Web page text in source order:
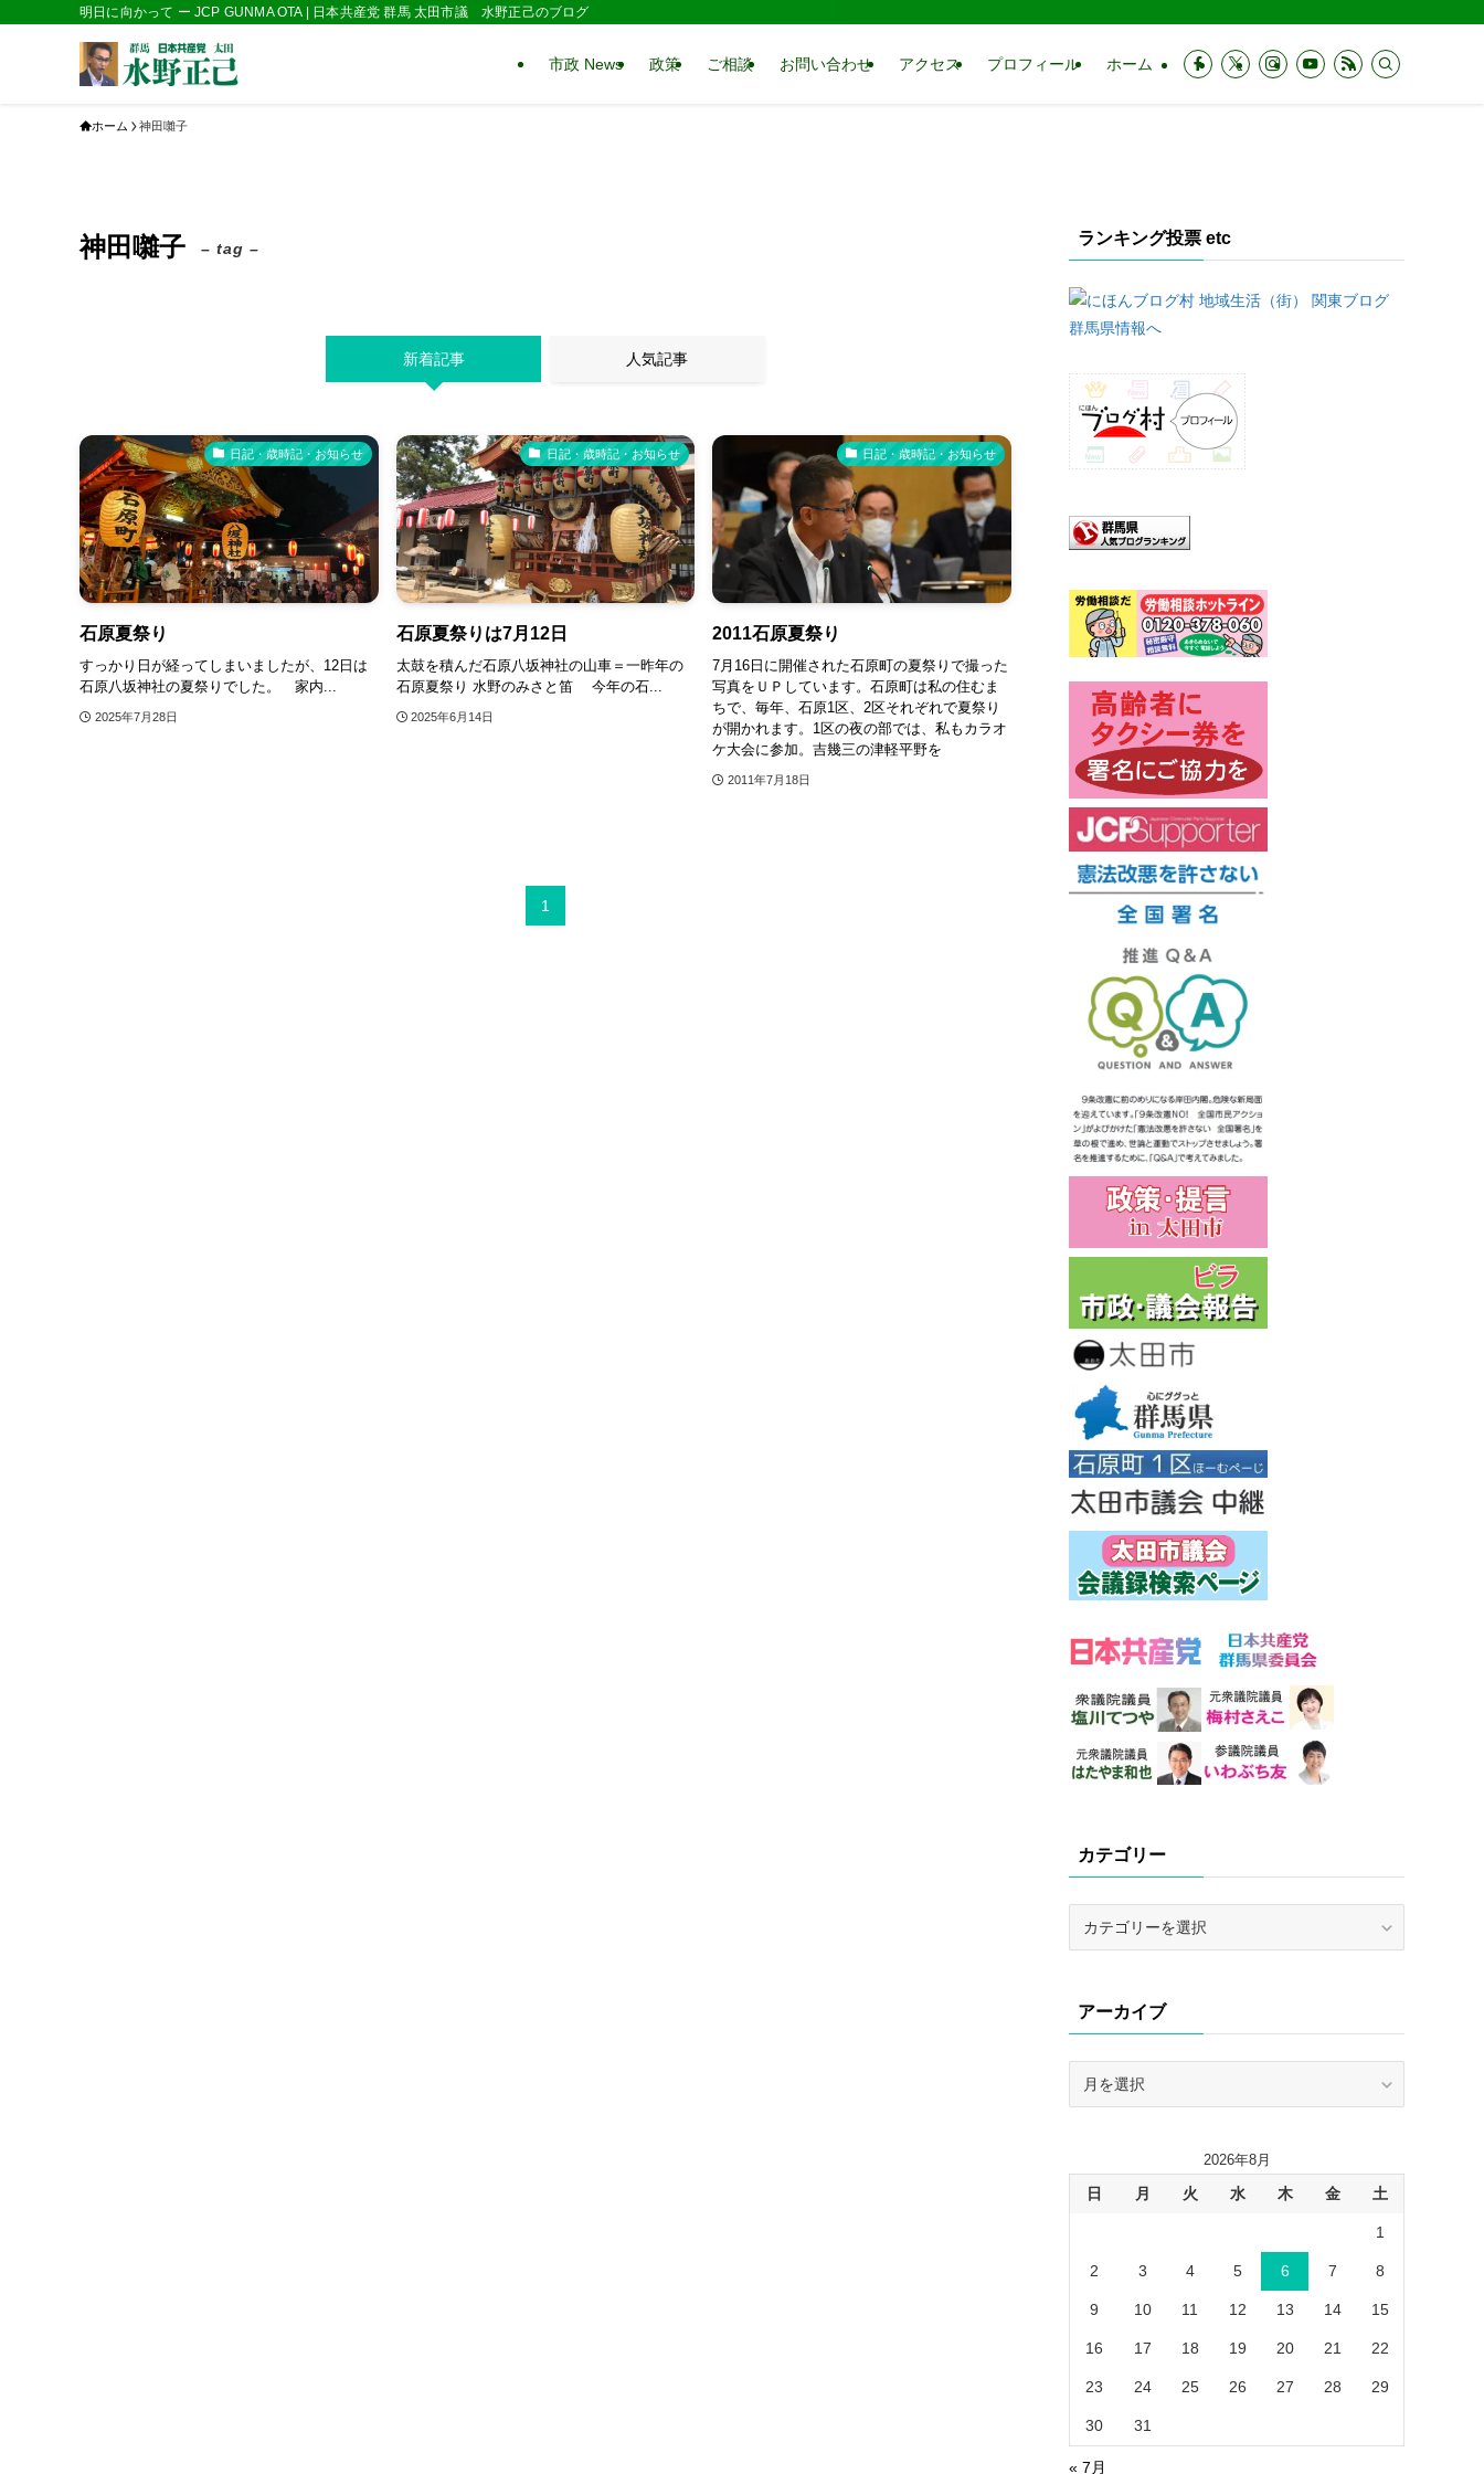
明日に向かって ー JCP GUNMA OTA | 日本共産党 群馬 太田市議 水野正己のブログ
市政 News 政策 ご相談 お問い合わせ アクセス プロフィール ホーム
ホーム 神田囃子
神田囃子 – tag –
新着記事 人気記事
日記・歳時記・お知らせ
石原夏祭り
すっかり日が経ってしまいましたが、12日は
石原八坂神社の夏祭りでした。 家内...
2025年7月28日
日記・歳時記・お知らせ
石原夏祭りは7月12日
太鼓を積んだ石原八坂神社の山車＝一昨年の
石原夏祭り 水野のみさと笛 今年の石...
2025年6月14日
日記・歳時記・お知らせ
2011石原夏祭り
7月16日に開催された石原町の夏祭りで撮った
写真をＵＰしています。石原町は私の住むま
ちで、毎年、石原1区、2区それぞれで夏祭り
が開かれます。1区の夜の部では、私もカラオ
ケ大会に参加。吉幾三の津軽平野を
2011年7月18日
1
ランキング投票 etc
カテゴリー
ーアーカイブ
2026年8月
日 月 火 水 木 金 土
1
2 3 4 5 6 7 8
9 10 11 12 13 14 15
16 17 18 19 20 21 22
23 24 25 26 27 28 29
30 31
« 7月